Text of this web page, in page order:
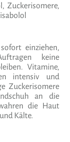
Zuckerisomere,
einziehen,
keine
Vitamine,
intensiv und
Zuckerisomere
an die
die Haut
Kälte.